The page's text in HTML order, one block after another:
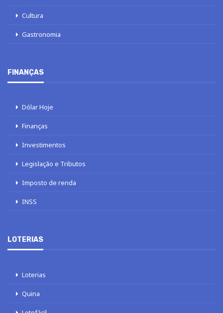
Cultura
Gastronomia
FINANÇAS
Dólar Hoje
Finanças
Investimentos
Legislação e Tributos
Imposto de renda
INSS
LOTERIAS
Loterias
Quina